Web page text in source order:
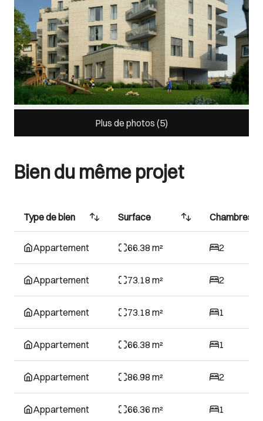
Plus de photos (5)
Bien du même projet
Type de bien Surface Chambres
Appartement 66.38 m² 2
Appartement 73.18 m² 2
Appartement 73.18 m² 1
Appartement 66.38 m² 1
Appartement 86.98 m² 2
Appartement 66.36 m² 1